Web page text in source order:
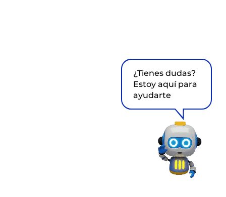
¿Tienes dudas?
Estoy aquí para
ayudarte